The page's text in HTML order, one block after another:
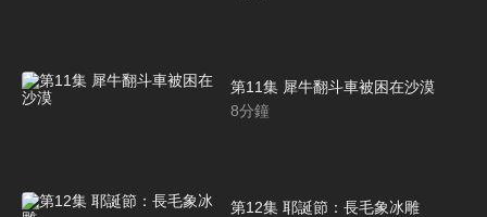
第11集 犀牛翻斗車被困在沙漠
8分鐘
第12集 耶誕節：長毛象冰雕